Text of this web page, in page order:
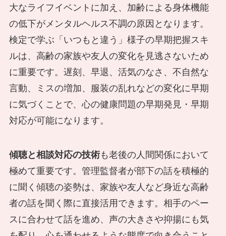
大なライフイベントに加え、加齢による身体機能
の低下がメンタルヘルス不調の原因となります。
検定で学ぶ「いつもと違う」様子の早期把握スキ
ルは、高齢の家族や友人の変化を見逃さないため
に重要です。遅刻、早退、活気のなさ、不自然な
言動、ミスの増加、服装の乱れなどの変化に早期
に気づくことで、心の健康問題の早期発見・早期
対応が可能になります。
傾聴と相談対応の技術も老後の人間関係において
極めて重要です。管理監督者が部下の話を積極的
に聞く傾聴の姿勢は、家族や友人など身近な高齢
者の話を聞く際に直接活用できます。相手のペー
スに合わせて話を進め、声の大きさや抑揚にも気